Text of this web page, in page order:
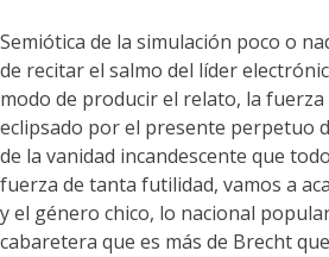
Semiótica de la simulación poco o
de recitar el salmo del líder
modo de producir el relato, la fuerza
eclipsado por el presente perpetuo
de la vanidad incandescente que
fuerza de tanta futilidad, vamos a
y el género chico, lo nacional
cabaretera que es más de Brecht